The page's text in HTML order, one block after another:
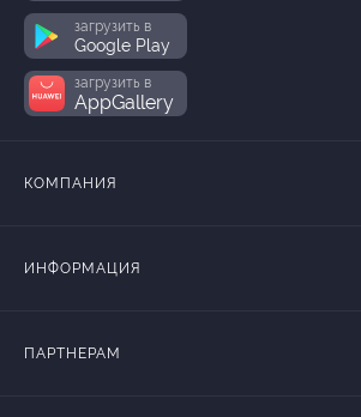
загрузить в
Google Play
загрузить в
AppGallery
КОМПАНИЯ
ИНФОРМАЦИЯ
ПАРТНЕРАМ